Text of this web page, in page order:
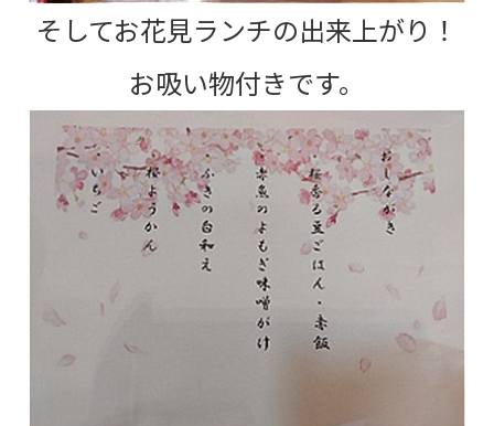
そしてお花見ランチの出来上がり！
お吸い物付きです。